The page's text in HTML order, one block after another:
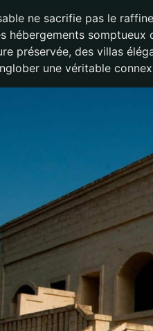
ne sacrifie pas le
hébergements
préservée, des villas
une véritable